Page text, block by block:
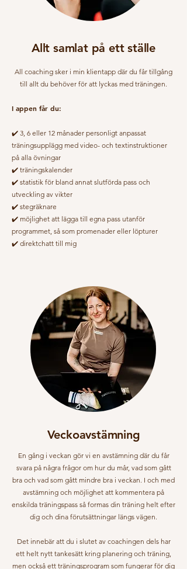
Allt samlat på ett ställe
All coaching sker i min klientapp där du får tillgång
till allt du behöver för att lyckas med träningen.
I appen får du:
✔️ 3, 6 eller 12 månader personligt anpassat
träningsupplägg med video- och textinstruktioner
på alla övningar
✔️ träningskalender
✔️ statistik för bland annat slutförda pass och
utveckling av vikter
✔️ stegräknare
✔️ möjlighet att lägga till egna pass utanför
programmet, så som promenader eller löpturer
✔️ direktchatt till mig
Veckoavstämning
En gång i veckan gör vi en avstämning där du får
svara på några frågor om hur du mår, vad som gått
bra och vad som gått mindre bra i veckan. I och med
avstämning och möjlighet att kommentera på
enskilda träningspass så formas din träning helt efter
dig och dina förutsättningar längs vägen.
Det innebär att du i slutet av coachingen dels har
ett helt nytt tankesätt kring planering och träning,
men också ett träningsprogram som fungerar för dig